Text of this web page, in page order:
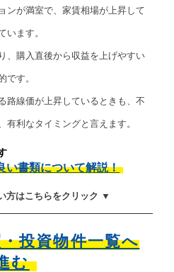
ンが満室で、家賃相場が上昇して
います。
、購入直後から収益を上げやすい
です。
路線価が上昇しているときも、不
利なタイミングと言えます。
い書類について解説！
方はこちらをクリック ▼
投資物件一覧へ
む